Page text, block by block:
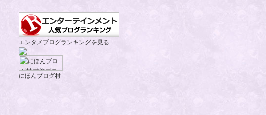
エンタメブログランキングを見る
にほんブログ村